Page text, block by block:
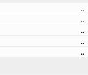
..
..
..
..
..